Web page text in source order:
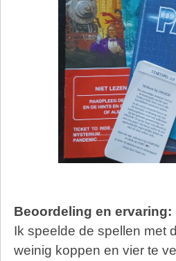
Beoordeling en ervaring:
Ik speelde de spellen met
weinig koppen en vier te